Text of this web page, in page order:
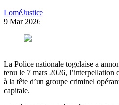
LoméJustice
9 Mar 2026
La Police nationale togolaise a
tenu le 7 mars 2026, l’interpellation
à la tête d’un groupe criminel
capitale.